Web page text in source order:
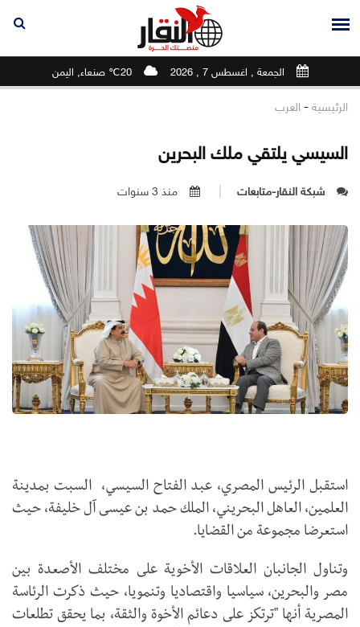
الجمعة , اغسطس 7 , 2026 20℃ صنعاء, اليمن
الرئيسية - العرب
السيسي يلتقي ملك البحرين
شبكة النقار-متابعات منذ 3 سنوات
استقبل الرئيس المصري، عبد الفتاح السيسي، السبت بمدينة
العلمين، العاهل البحريني، الملك حمد بن عيسى آل خليفة، حيث
استعرضا مجموعة من القضايا.
وتناول الجانبان العلاقات الأخوية على مختلف الأصعدة بين
مصر والبحرين، سياسيا واقتصاديا وتنمويا، حيث ذكرت الرئاسة
المصرية أنها "ترتكز على دعائم الأخوة والثقة، بما يحقق تطلعات